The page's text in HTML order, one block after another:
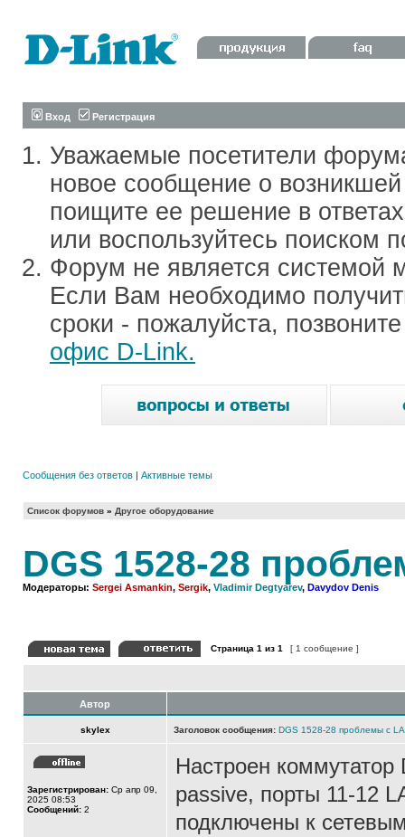
Вход Регистрация
Уважаемые посетители
новое сообщение о
поищите ее решение в
или воспользуйтесь поиском
Форум не является системой
Если Вам необходимо
сроки - пожалуйста,
офис D-Link.
Сообщения без ответов | Активные темы
Список форумов » Другое оборудование
DGS 1528-28
Модераторы: Sergei Asmankin, Sergik, Vladimir Degtyarev, Davydov Denis
Страница 1 из 1 [ 1 сообщение ]
Автор
skylex Заголовок сообщения: DGS 1528-28 проблемы с
Зарегистрирован: Ср апр 09,
2025 08:53
Сообщений: 2
Настроен
passive, порты 11-12
подключены к